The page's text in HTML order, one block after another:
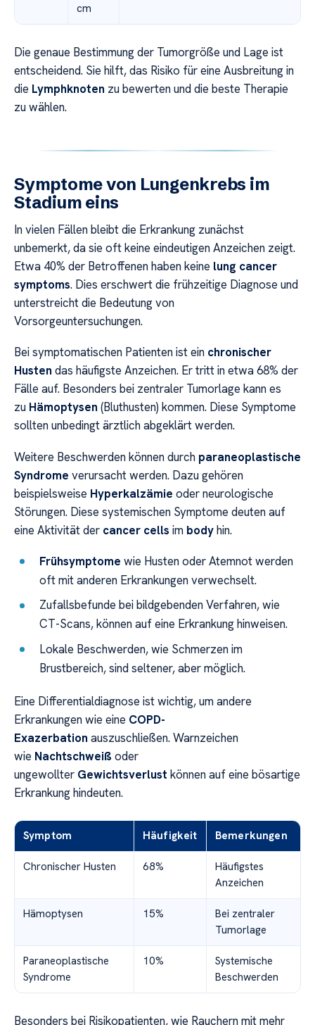
cm
Die genaue Bestimmung der Tumorgröße und Lage ist
entscheidend. Sie hilft, das Risiko für eine Ausbreitung in
die Lymphknoten zu bewerten und die beste Therapie
zu wählen.
Symptome von Lungenkrebs im
Stadium eins
In vielen Fällen bleibt die Erkrankung zunächst
unbemerkt, da sie oft keine eindeutigen Anzeichen zeigt.
Etwa 40% der Betroffenen haben keine lung cancer
symptoms. Dies erschwert die frühzeitige Diagnose und
unterstreicht die Bedeutung von
Vorsorgeuntersuchungen.
Bei symptomatischen Patienten ist ein chronischer
Husten das häufigste Anzeichen. Er tritt in etwa 68% der
Fälle auf. Besonders bei zentraler Tumorlage kann es
zu Hämoptysen (Bluthusten) kommen. Diese Symptome
sollten unbedingt ärztlich abgeklärt werden.
Weitere Beschwerden können durch paraneoplastische
Syndrome verursacht werden. Dazu gehören
beispielsweise Hyperkalzämie oder neurologische
Störungen. Diese systemischen Symptome deuten auf
eine Aktivität der cancer cells im bodyhin.
Frühsymptome wie Husten oder Atemnot werden
oft mit anderen Erkrankungen verwechselt.
Zufallsbefunde bei bildgebenden Verfahren, wie
CT-Scans, können auf eine Erkrankung hinweisen.
Lokale Beschwerden, wie Schmerzen im
Brustbereich, sind seltener, aber möglich.
Eine Differentialdiagnose ist wichtig, um andere
Erkrankungen wie eine COPD-
Exazerbation auszuschließen. Warnzeichen
wie Nachtschweiß oder
ungewollter Gewichtsverlust können auf eine bösartige
Erkrankung hindeuten.
Symptom Häufigkeit Bemerkungen
Chronischer Husten 68%
Häufigstes
Anzeichen
Hämoptysen 15%
Bei zentraler
Tumorlage
Paraneoplastische
Syndrome
10%
Systemische
Beschwerden
Besonders bei Risikopatienten, wie Rauchern mit mehr